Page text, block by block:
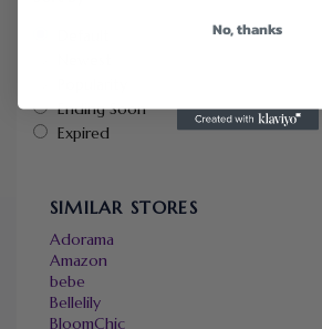
Ending Soon
Expired
SIMILAR STORES
Adorama
Amazon
bebe
Bellelily
BloomChic
No, thanks